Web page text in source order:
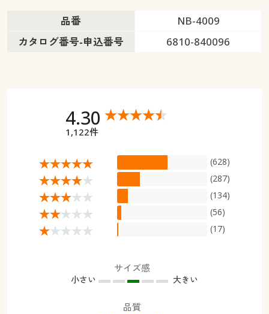
品番
NB-4009
カタログ番号-申込番号
6810-840096
4.30
1,122件
(628)
(287)
(134)
(56)
(17)
サイズ感
小さい 大きい
品質